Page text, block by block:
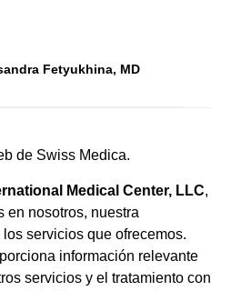
de Swiss Medica.
Medical Center, LLC,
en nosotros, nuestra
servicios que ofrecemos.
información relevante
servicios y el tratamiento con
Fetyukhina, MD